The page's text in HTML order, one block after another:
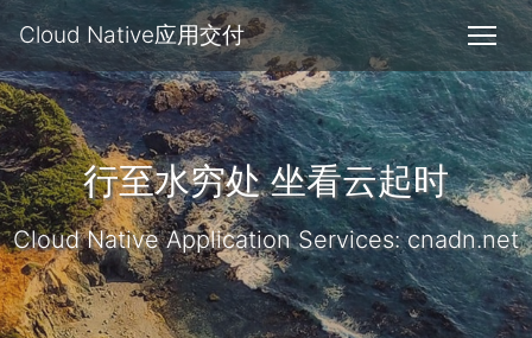
Cloud Native应用交付
行至水穷处 坐看云起时
Cloud Native Application Services: cnadn.net